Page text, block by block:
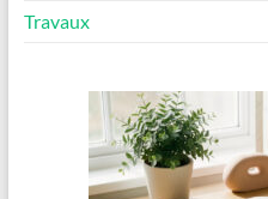
Travaux